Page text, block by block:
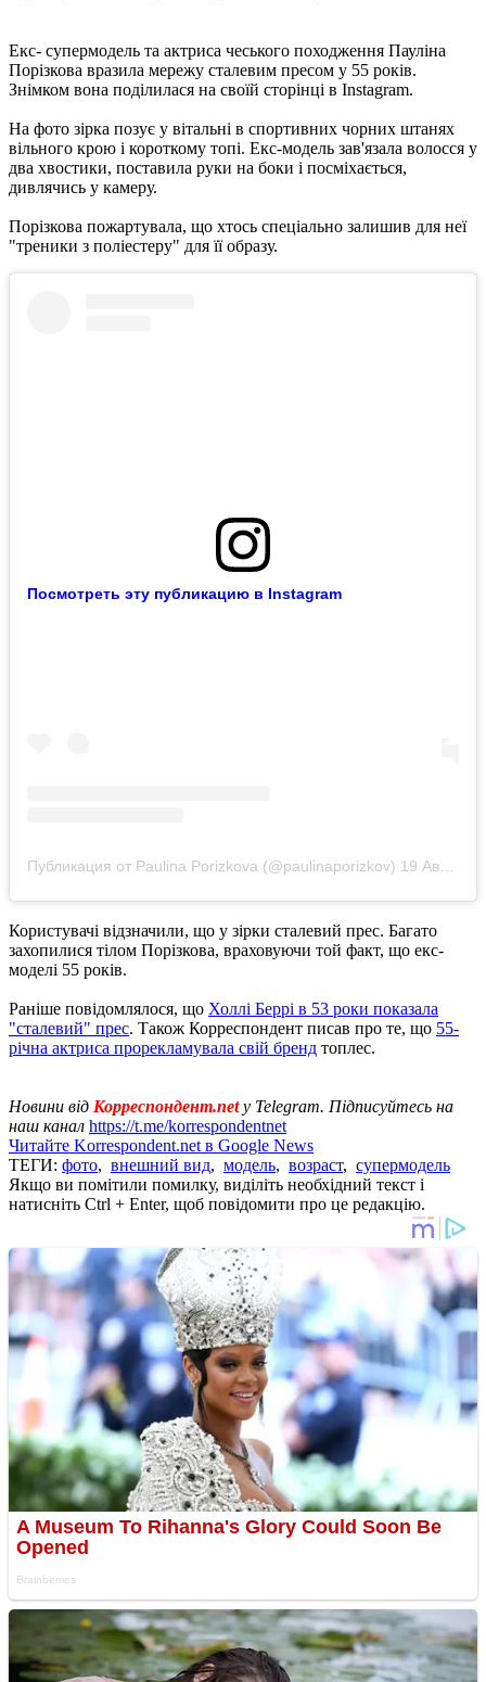
Екс- супермодель та актриса чеського походження Пауліна
Порізкова вразила мережу сталевим пресом у 55 років.
Знімком вона поділилася на своїй сторінці в Instagram.
На фото зірка позує у вітальні в спортивних чорних штанях
вільного крою і короткому топі. Екс-модель зав'язала волосся у
два хвостики, поставила руки на боки і посміхається,
дивлячись у камеру.
Порізкова пожартувала, що хтось спеціально залишив для неї
"треники з поліестеру" для її образу.
Посмотреть эту публикацию в Instagram
Публикация от Paulina Porizkova (@paulinaporizkov) 19 Авг 2020 в 12:47 PDT
Користувачі відзначили, що у зірки сталевий прес. Багато
захопилися тілом Порізкова, враховуючи той факт, що екс-
моделі 55 років.
Раніше повідомлялося, що Холлі Беррі в 53 роки показала
"сталевий" прес. Також Корреспондент писав про те, що 55-
річна актриса прорекламувала свій бренд топлес.
Новини від Корреспондент.net у Telegram. Підписуйтесь на
наш канал https://t.me/korrespondentnet
Читайте Korrespondent.net в Google News
ТЕГИ: фото, внешний вид, модель, возраст, супермодель
Якщо ви помітили помилку, виділіть необхідний текст і
натисніть Ctrl + Enter, щоб повідомити про це редакцію.